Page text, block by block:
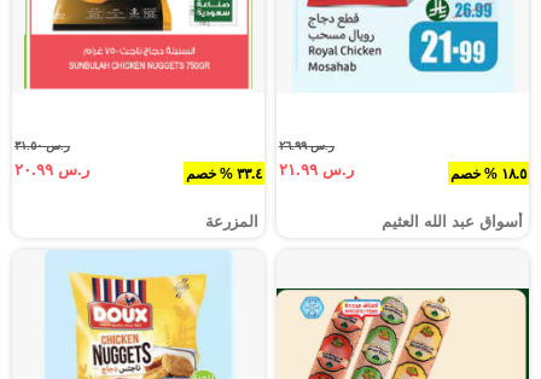
١٨.٥ % خصم
ر.س ٢٦.٩٩
ر.س ٢١.٩٩
أسواق عبد الله العثيم
٣٣.٤ % خصم
ر.س ٣١.٥٠
ر.س ٢٠.٩٩
المزرعة